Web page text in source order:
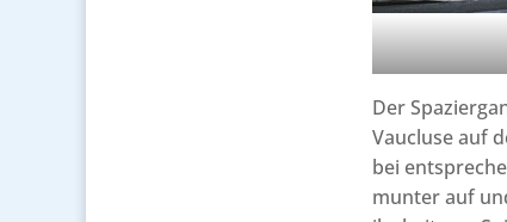
Der
Vaucluse auf
bei
munter auf